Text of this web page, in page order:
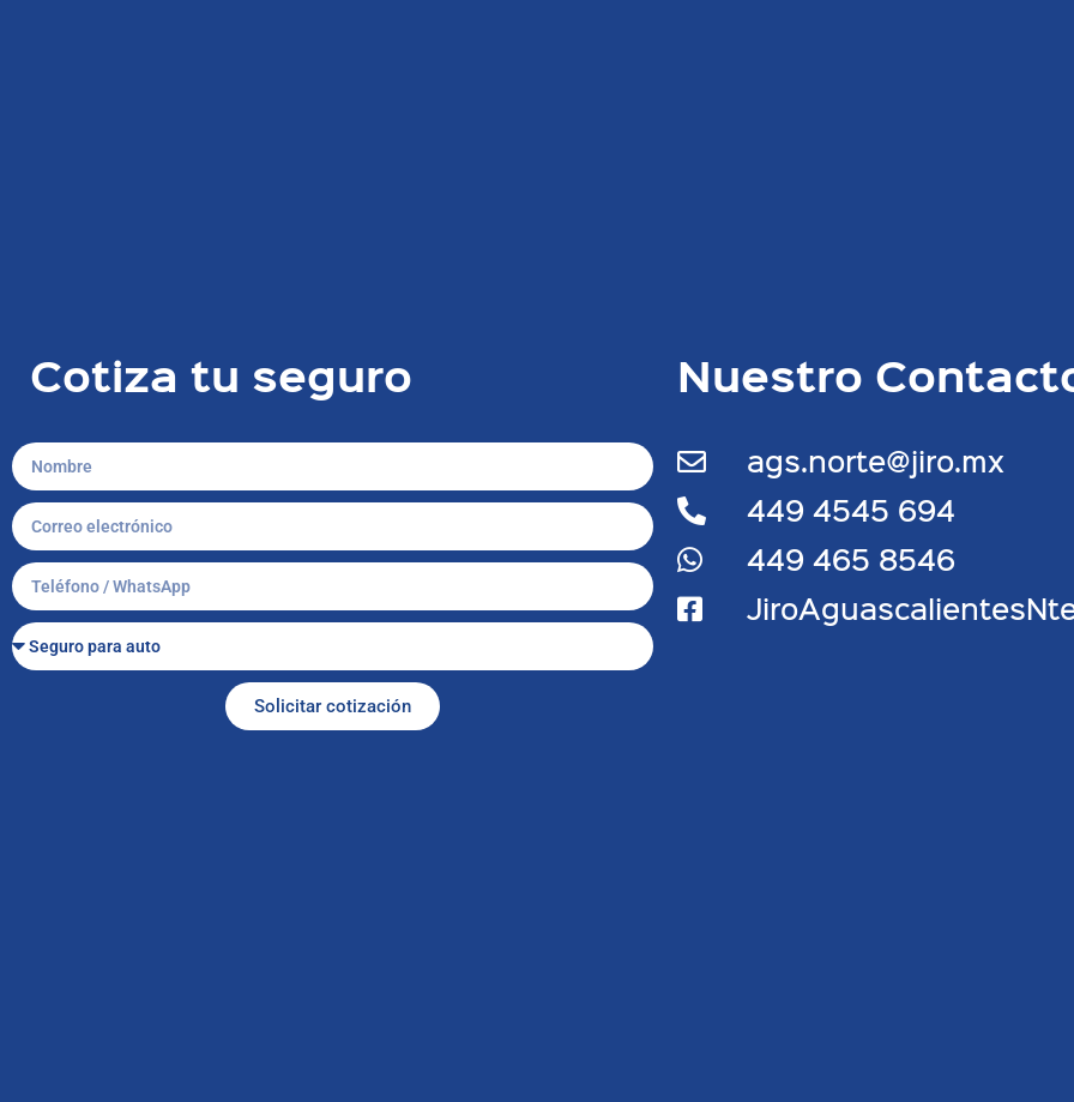
Cotiza tu seguro
Solicitar cotización
Nuestro
ags.norte@jiro.mx
449 4545 694
449 465 8546